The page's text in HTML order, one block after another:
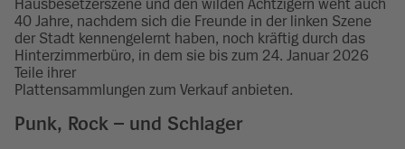
Hausbesetzerszene und den wilden Achtzigern weht auch
40 Jahre, nachdem sich die Freunde in der linken Szene
der Stadt kennengelernt haben, noch kräftig durch das
Hinterzimmerbüro, in dem sie bis zum 24. Januar 2026
Teile ihrer
Plattensammlungen zum Verkauf anbieten.
Punk, Rock – und Schlager